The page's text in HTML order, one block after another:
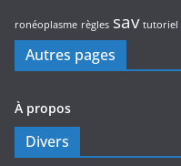
ronéoplasme règles sav tutoriel
Autres pages
À propos
Divers